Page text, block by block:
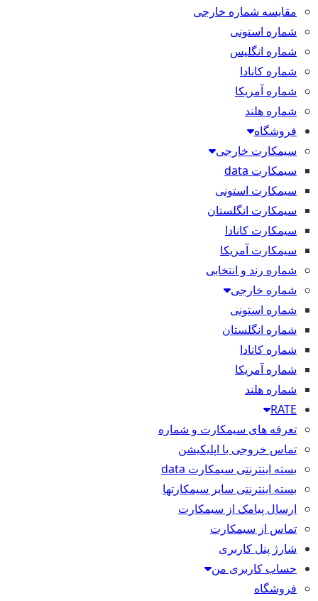
مقایسه شماره خارجی
شماره استونی
شماره انگلیس
شماره کانادا
شماره آمریکا
شماره هلند
فروشگاه
سیمکارت خارجی
سیمکارت data
سیمکارت استونی
سیمکارت انگلستان
سیمکارت کانادا
سیمکارت آمریکا
شماره رند و انتخابی
شماره خارجی
شماره استونی
شماره انگلستان
شماره کانادا
شماره آمریکا
شماره هلند
RATE
تعرفه های سیمکارت و شماره
تماس خروجی با اپلیکیشن
بسته اینترنتی سیمکارت data
بسته اینترنتی سایر سیمکارتها
ارسال پیامک از سیمکارت
تماس از سیمکارت
شارژ پنل کاربری
حساب کاربری من
فروشگاه